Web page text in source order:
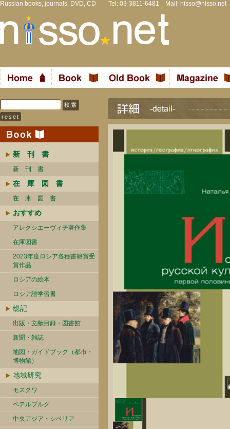
Russian books, journals, DVD, CD Tel: 03-3811-6481 Mail: nisso@nisso.net
新 刊 書
新 刊 書
在 庫 図 書
在 庫 図 書
おすすめ
アレクシエーヴィチ著作集
在庫図書
2023年度ロシア各種書籍賞受
賞作品
ロシアの絵本
ロシア語学習書
総記
出版・文献目録・図書館
新聞・雑誌
地図・ガイドブック（都市・
博物館）
地域研究
モスクワ
ペテルブルグ
中央アジア・シベリア